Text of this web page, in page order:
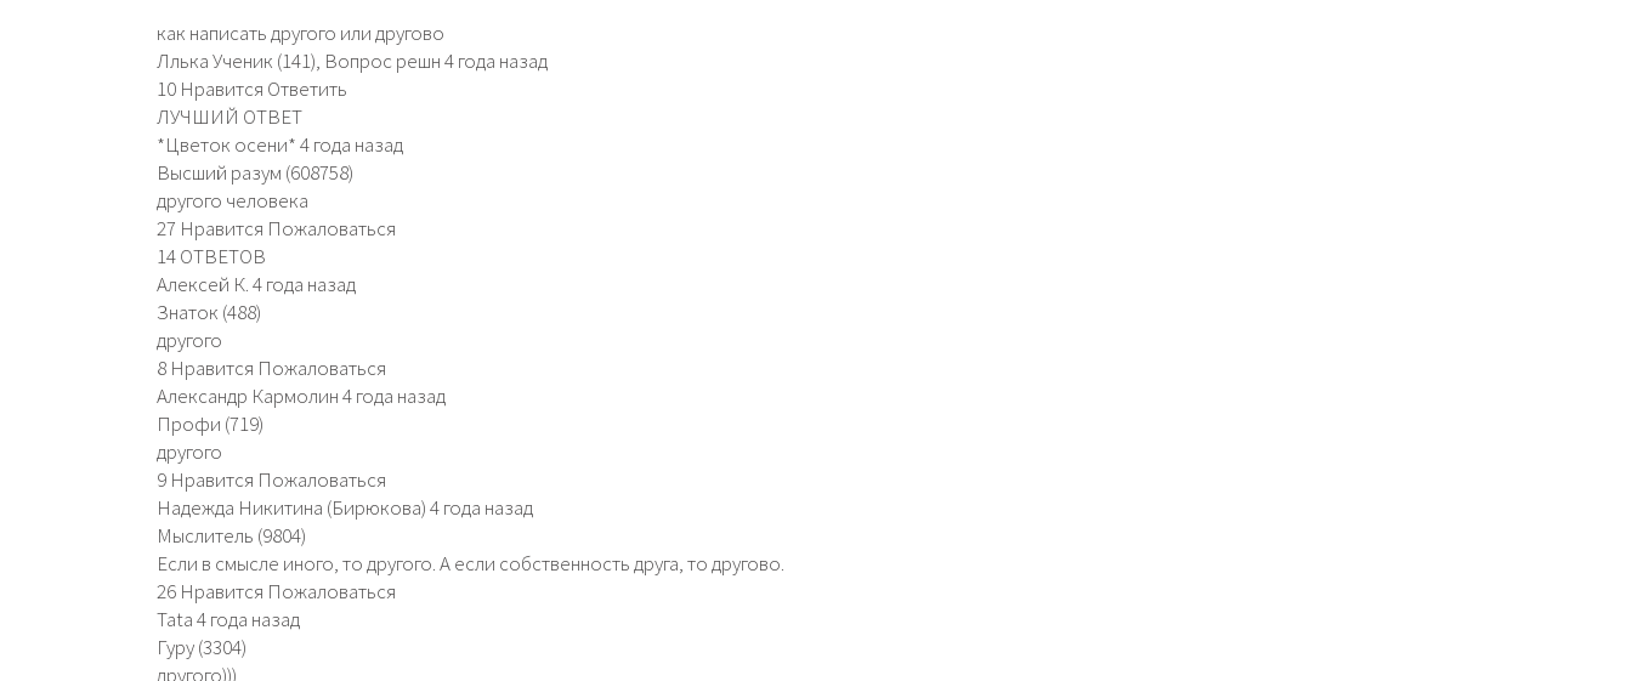
как написать другого или другово
Ллька Ученик (141), Вопрос решн 4 года назад
10 Нравится Ответить
ЛУЧШИЙ ОТВЕТ
*Цветок осени* 4 года назад
Высший разум (608758)
другого человека
27 Нравится Пожаловаться
14 ОТВЕТОВ
Алексей К. 4 года назад
Знаток (488)
другого
8 Нравится Пожаловаться
Александр Кармолин 4 года назад
Профи (719)
другого
9 Нравится Пожаловаться
Надежда Никитина (Бирюкова) 4 года назад
Мыслитель (9804)
Если в смысле иного, то другого. А если собственность друга, то другово.
26 Нравится Пожаловаться
Tata 4 года назад
Гуру (3304)
другого)))